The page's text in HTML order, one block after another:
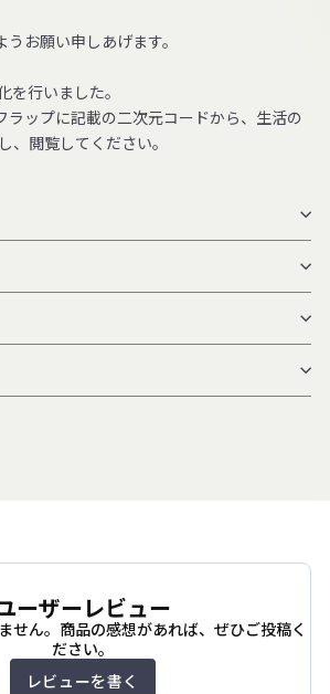
お願い申しあげます。
行いました。
ラップに記載の二次元コードから、生活の
、閲覧してください。
ーザーレビュー
せん。商品の感想があれば、ぜひご投稿く
ださい。
レビューを書く